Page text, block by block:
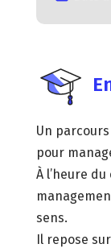
Un
pour
À l’heure
sens.
Il repose